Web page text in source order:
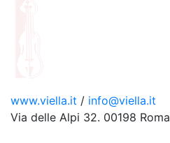
www.viella.it / info@viella.it
Via delle Alpi 32. 00198 Roma